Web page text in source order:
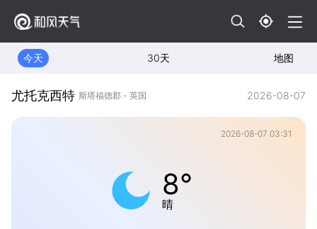
今天 30天 地图
尤托克西特 斯塔福德郡 - 英国 2026-08-07
2026-08-07 03:31
8°
晴